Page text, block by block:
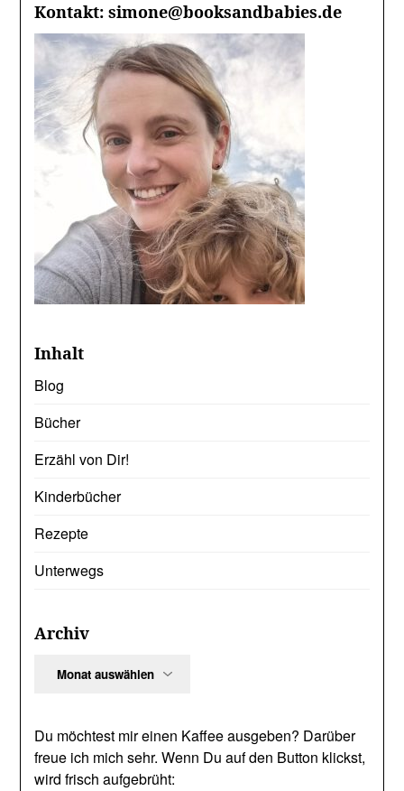
Kontakt: simone@booksandbabies.de
Inhalt
Blog
Bücher
Erzähl von Dir!
Kinderbücher
Rezepte
Unterwegs
Archiv
Du möchtest mir einen Kaffee ausgeben? Darüber
freue ich mich sehr. Wenn Du auf den Button klickst,
wird frisch aufgebrüht: